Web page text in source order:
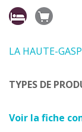
LA HAUTE-
TYPES DE
Voir la fiche